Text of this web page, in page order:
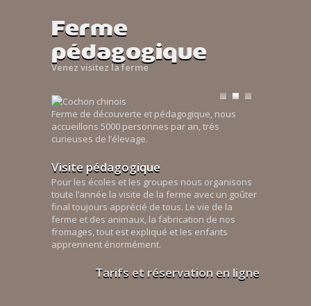
Ferme
pédagogique
Venez visitez la ferme
Ferme de découverte et pédagogique, nous
accueillons 5000 personnes par an, trés
curieuses de l’élevage.
Visite pédagogique
Pour les écoles et les groupes nous organisons
toute l’année la visite de la ferme avec un goûter
final toujours apprécié de tous. Le vie de la
ferme et des animaux, la fabrication de nos
fromages, tout est expliqué et les enfants
apprennent énormément.
Tarifs et réservation en ligne